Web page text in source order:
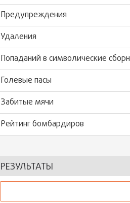
Предупреждения
Удаления
Попаданий в символические
Голевые пасы
Забитые мячи
Рейтинг бомбардиров
РЕЗУЛЬТАТЫ